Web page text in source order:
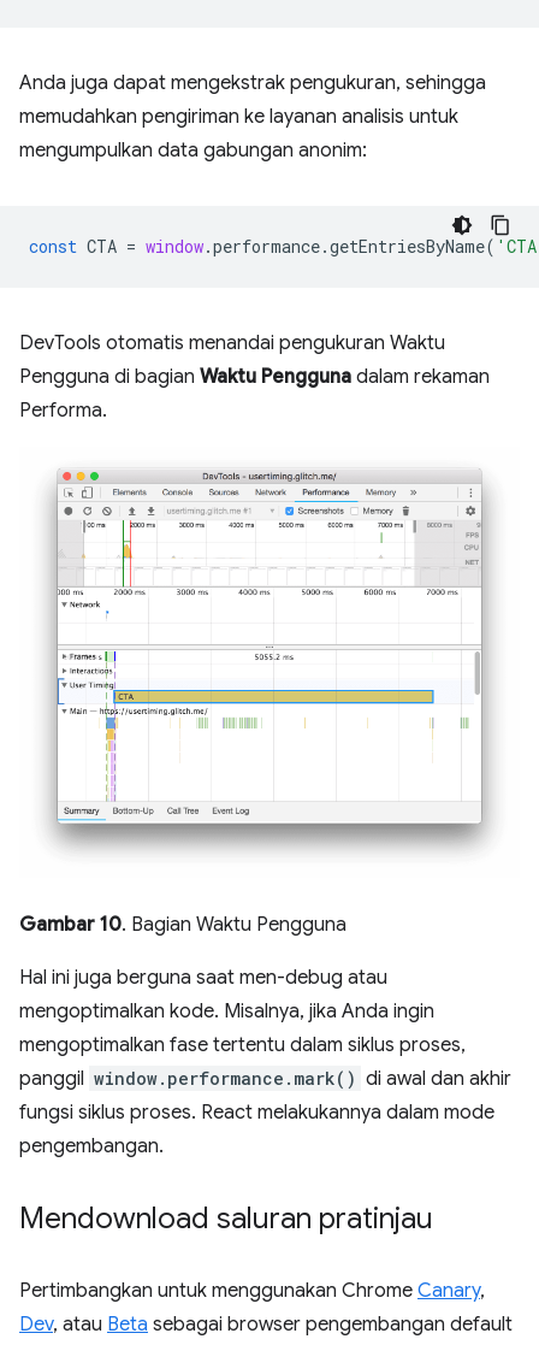
Anda juga dapat mengekstrak pengukuran, sehingga
memudahkan pengiriman ke layanan analisis untuk
mengumpulkan data gabungan anonim:
const CTA = window.performance.getEntriesByName(
DevTools otomatis menandai pengukuran Waktu
Pengguna di bagian Waktu Pengguna dalam rekaman
Performa.
Gambar 10. Bagian Waktu Pengguna
Hal ini juga berguna saat men-debug atau
mengoptimalkan kode. Misalnya, jika Anda ingin
mengoptimalkan fase tertentu dalam siklus proses,
panggil window.performance.mark() di awal dan akhir
fungsi siklus proses. React melakukannya dalam mode
pengembangan.
Mendownload saluran pratinjau
Pertimbangkan untuk menggunakan Chrome Canary,
Dev, atau Beta sebagai browser pengembangan default